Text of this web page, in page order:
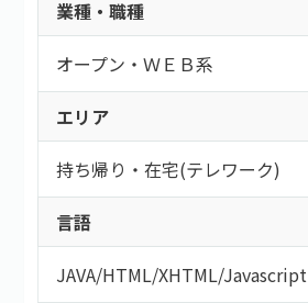
業種・職種
オープン・ＷＥＢ系
エリア
持ち帰り・在宅(テレワーク)
言語
JAVA/HTML/XHTML/Javascript